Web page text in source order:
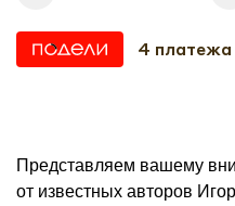
4 платежа
Представляем вашему
от известных авторов